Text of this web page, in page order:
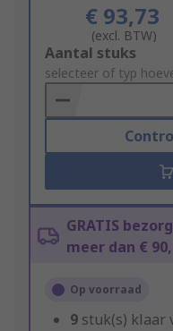
€ 93,73
(excl. BTW)
Add
to
Basket
Aantal stuks
selecteer of typ
GRATIS
meer dan €
Op voorraad
9 stuk(s) klaar